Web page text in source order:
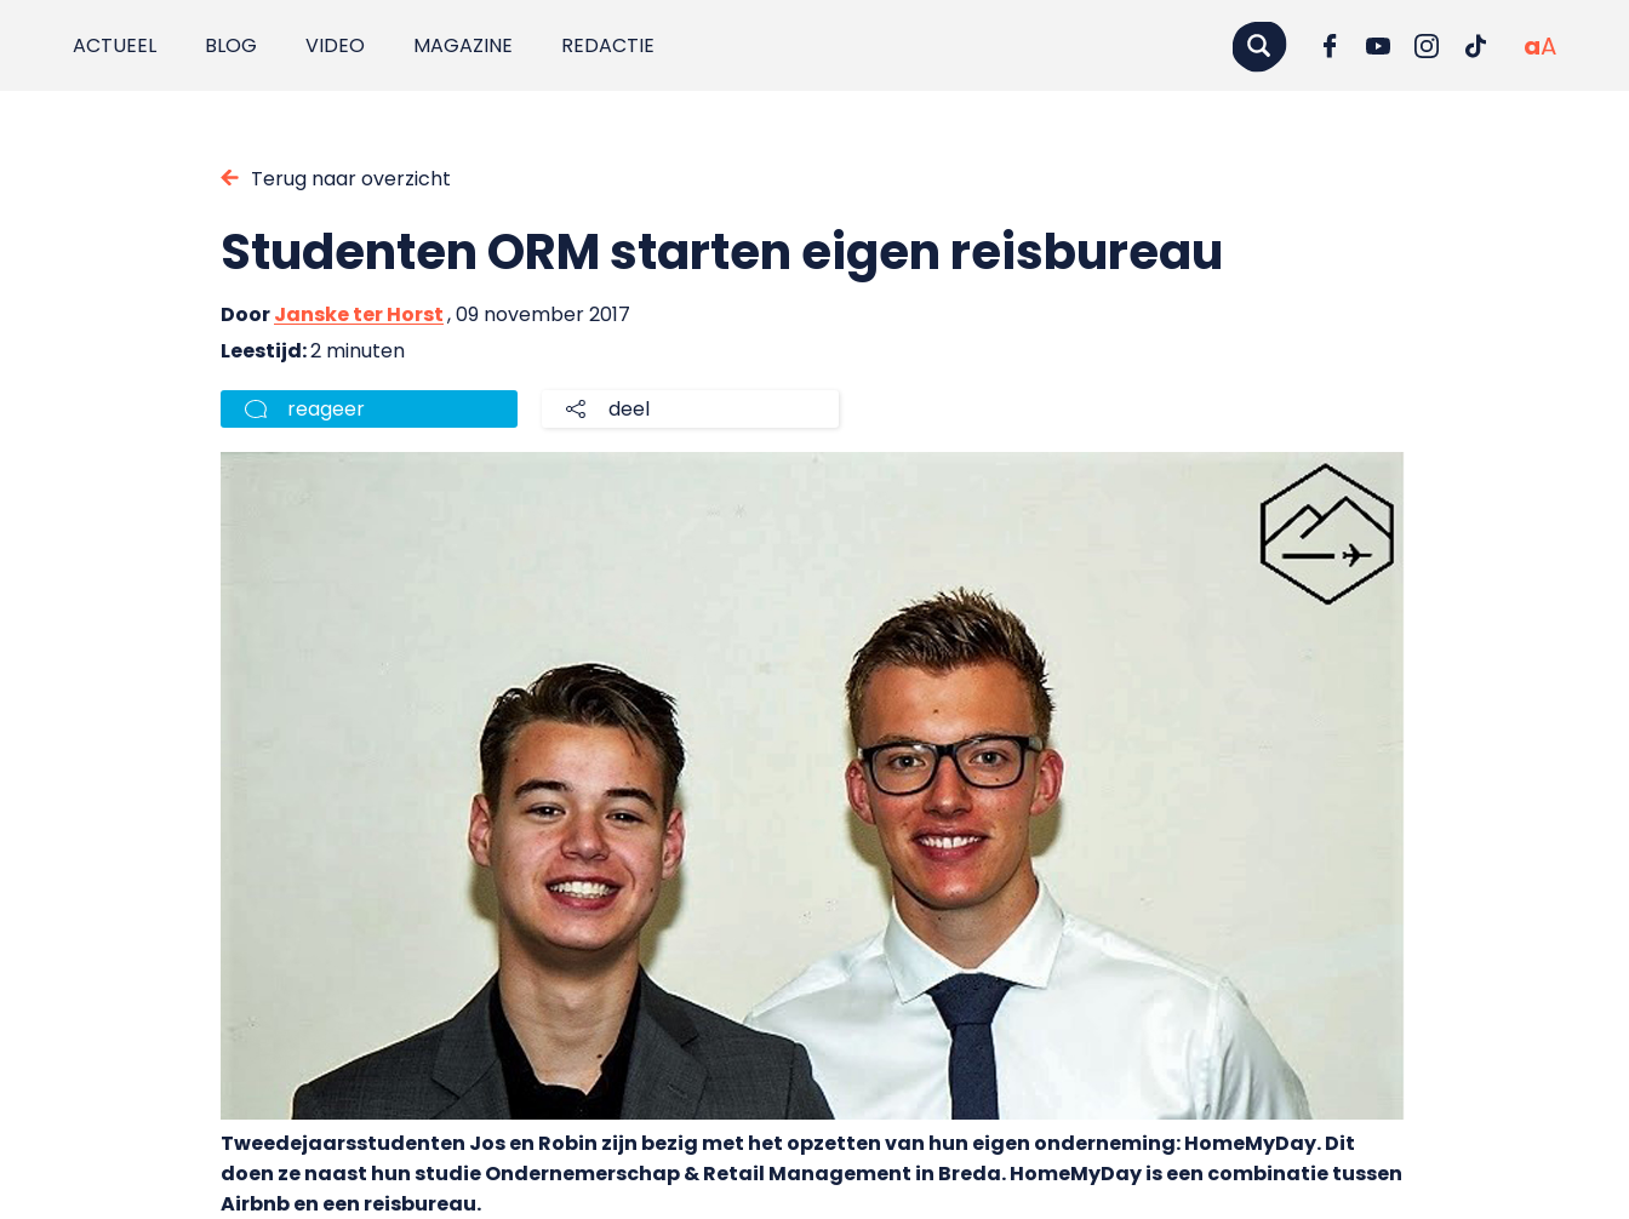
ACTUEEL BLOG VIDEO MAGAZINE REDACTIE aA
Terug naar overzicht
Studenten ORM starten eigen reisbureau
DoorJanske ter Horst, 09 november 2017
Leestijd:2 minuten
reageer deel
Tweedejaarsstudenten Jos en Robin zijn bezig met het opzetten van hun eigen onderneming: HomeMyDay. Dit
doen ze naast hun studie Ondernemerschap & Retail Management in Breda. HomeMyDay is een combinatie tussen
Airbnb en een reisbureau.